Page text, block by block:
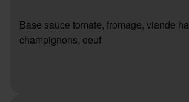
Base sauce tomate, fromage, viande
champignons, oeuf